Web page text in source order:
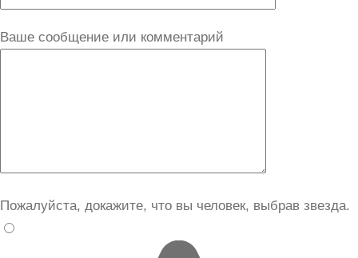
Ваше сообщение или комментарий
Пожалуйста, докажите, что вы человек, выбрав звезда.